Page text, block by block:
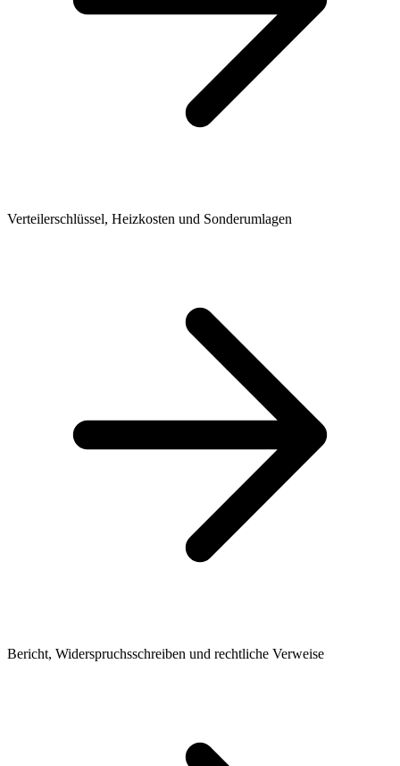
Verteilerschlüssel, Heizkosten und Sonderumlagen
Bericht, Widerspruchsschreiben und rechtliche Verweise